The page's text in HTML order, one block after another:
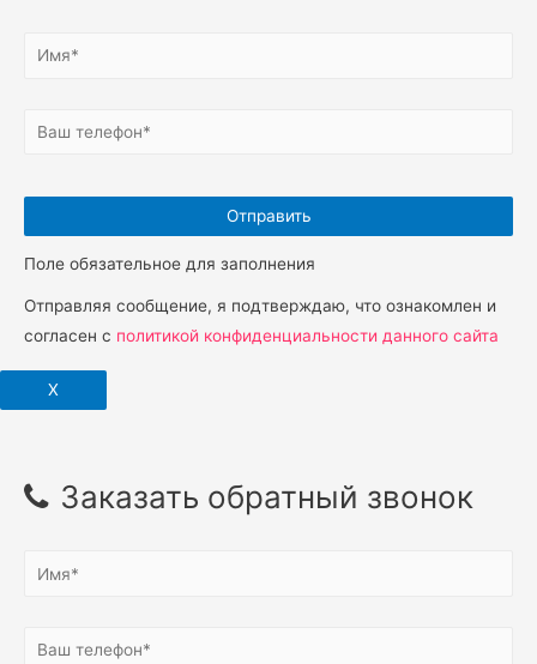
Поле обязательное для заполнения
Отправляя сообщение, я подтверждаю, что ознакомлен и
согласен с политикой конфиденциальности данного сайта
X
Заказать обратный звонок